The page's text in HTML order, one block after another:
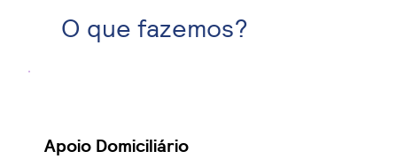
O que fazemos?
Apoio Domiciliário